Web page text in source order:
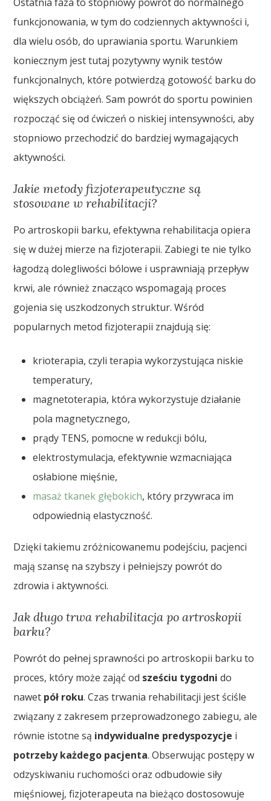
funkcjonowania, w tym do codziennych aktywności i,
dla wielu osób, do uprawiania sportu. Warunkiem
koniecznym jest tutaj pozytywny wynik testów
funkcjonalnych, które potwierdzą gotowość barku do
większych obciążeń. Sam powrót do sportu powinien
rozpocząć się od ćwiczeń o niskiej intensywności, aby
stopniowo przechodzić do bardziej wymagających
aktywności.
Jakie metody fizjoterapeutyczne są
stosowane w rehabilitacji?
Po artroskopii barku, efektywna rehabilitacja opiera
się w dużej mierze na fizjoterapii. Zabiegi te nie tylko
łagodzą dolegliwości bólowe i usprawniają przepływ
krwi, ale również znacząco wspomagają proces
gojenia się uszkodzonych struktur. Wśród
popularnych metod fizjoterapii znajdują się:
krioterapia, czyli terapia wykorzystująca niskie
temperatury,
magnetoterapia, która wykorzystuje działanie
pola magnetycznego,
prądy TENS, pomocne w redukcji bólu,
elektrostymulacja, efektywnie wzmacniająca
osłabione mięśnie,
masaż tkanek głębokich, który przywraca im
odpowiednią elastyczność.
Dzięki takiemu zróżnicowanemu podejściu, pacjenci
mają szansę na szybszy i pełniejszy powrót do
zdrowia i aktywności.
Jak długo trwa rehabilitacja po artroskopii
barku?
Powrót do pełnej sprawności po artroskopii barku to
proces, który może zająć od sześciu tygodni do
nawet pół roku. Czas trwania rehabilitacji jest ściśle
związany z zakresem przeprowadzonego zabiegu, ale
równie istotne są indywidualne predyspozycje i
potrzeby każdego pacjenta. Obserwując postępy w
odzyskiwaniu ruchomości oraz odbudowie siły
mięśniowej, fizjoterapeuta na bieżąco dostosowuje